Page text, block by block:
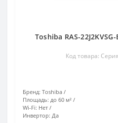
Toshiba RAS-22J2KVSG-
Код товара:
Бренд: Toshiba
Площадь: до 60 м²
Wi-Fi: Нет
Инвертор: Да